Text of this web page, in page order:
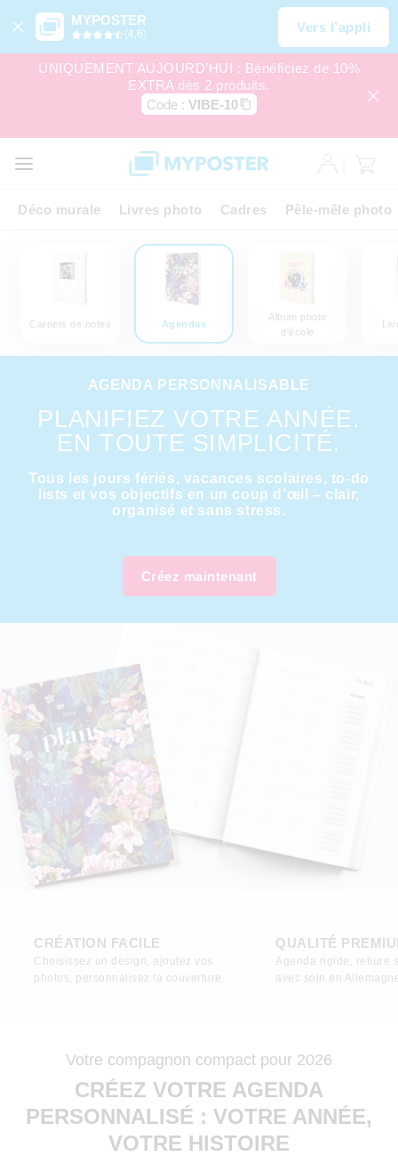
MYPOSTER
(4,6) Vers l’appli
UNIQUEMENT AUJOURD’HUI : Bénéficiez de 10%
EXTRA dès 2 produits.
Code : VIBE-10
Déco murale Livres photo Cadres Pêle-mêle photo
Carnets de notes Agendas
Album photo
d'école
AGENDA PERSONNALISABLE
PLANIFIEZ VOTRE ANNÉE.
EN TOUTE SIMPLICITÉ.
Tous les jours fériés, vacances scolaires, to-do
lists et vos objectifs en un coup d’œil – clair,
organisé et sans stress.
Créez maintenant
CRÉATION FACILE
Choisissez un design, ajoutez vos
photos, personnalisez la couverture.
QUALITÉ
Agenda rigide, reliure
avec soin en
Votre compagnon compact pour 2026
CRÉEZ VOTRE AGENDA
PERSONNALISÉ : VOTRE ANNÉE,
VOTRE HISTOIRE